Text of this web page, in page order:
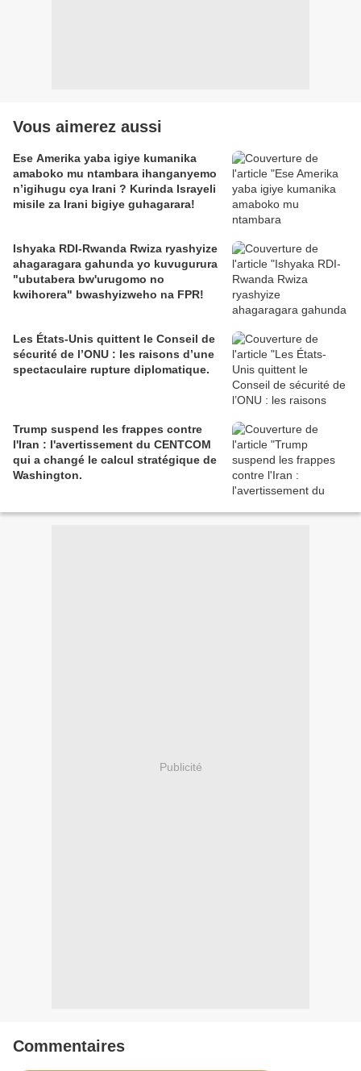
Vous aimerez aussi
Ese Amerika yaba igiye kumanika
amaboko mu ntambara ihanganyemo
n’igihugu cya Irani ? Kurinda Israyeli
misile za Irani bigiye guhagarara!
Ishyaka RDI-Rwanda Rwiza ryashyize
ahagaragara gahunda yo kuvugurura
"ubutabera bw'urugomo no
kwihorera" bwashyizweho na FPR!
Les États-Unis quittent le Conseil de
sécurité de l’ONU : les raisons d’une
spectaculaire rupture diplomatique.
Trump suspend les frappes contre
l'Iran : l'avertissement du CENTCOM
qui a changé le calcul stratégique de
Washington.
Publicité
Commentaires